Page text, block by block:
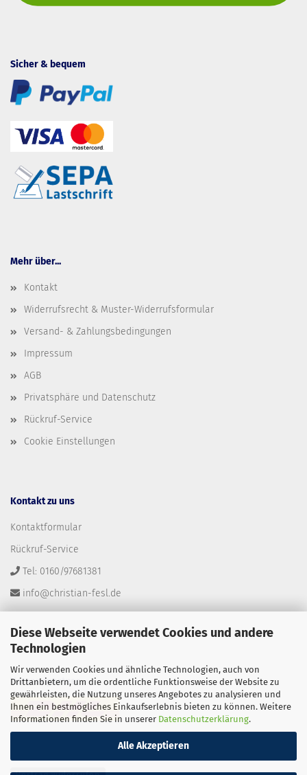
Diese Webseite verwendet Cookies und andere
Technologien
Wir verwenden Cookies und ähnliche Technologien, auch von
Drittanbietern, um die ordentliche Funktionsweise der Website zu
gewährleisten, die Nutzung unseres Angebotes zu analysieren und
Ihnen ein bestmögliches Einkaufserlebnis bieten zu können. Weitere
Informationen finden Sie in unserer Datenschutzerklärung.
Alle Akzeptieren
Sicher & bequem
Mehr über...
Kontakt
Widerrufsrecht & Muster-Widerrufsformular
Versand- & Zahlungsbedingungen
Impressum
AGB
Privatsphäre und Datenschutz
Rückruf-Service
Cookie Einstellungen
Kontakt zu uns
Kontaktformular
Rückruf-Service
Tel: 0160/97681381
info@christian-fesl.de
Versandpartner